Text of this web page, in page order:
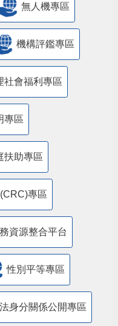
無人機專區
機構評鑑專區
社會福利專區
專區
扶助專區
專區
資源整合平台
性別平等專區
身分關係公開專區